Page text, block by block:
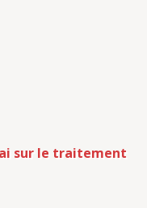
sur le traitement